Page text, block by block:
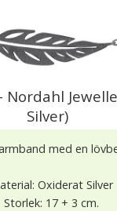
Silver)
med en
Oxiderat Silver
Storlek: 17 + 3 cm.